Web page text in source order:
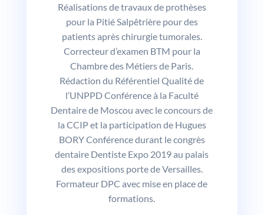
Réalisations de travaux de prothèses
pour la Pitié Salpêtrière pour des
patients après chirurgie tumorales.
Correcteur d’examen BTM pour la
Chambre des Métiers de Paris.
Rédaction du Référentiel Qualité de
l’UNPPD Conférence à la Faculté
Dentaire de Moscou avec le concours de
la CCIP et la participation de Hugues
BORY Conférence durant le congrès
dentaire Dentiste Expo 2019 au palais
des expositions porte de Versailles.
Formateur DPC avec mise en place de
formations.